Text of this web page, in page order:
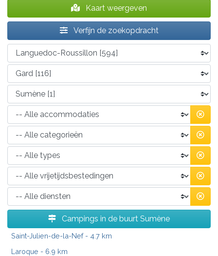
Kaart weergeven
Verfijn de zoekopdracht
Campings in de buurt Sumène
Saint-Julien-de-la-Nef- 4.7 km
Laroque - 6.9 km